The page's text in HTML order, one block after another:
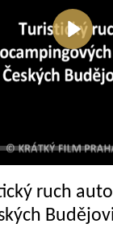
Přehrát
ruch